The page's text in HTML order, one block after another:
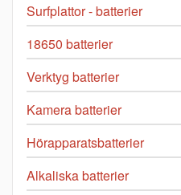
Surfplattor - batterier
18650 batterier
Verktyg batterier
Kamera batterier
Hörapparatsbatterier
Alkaliska batterier